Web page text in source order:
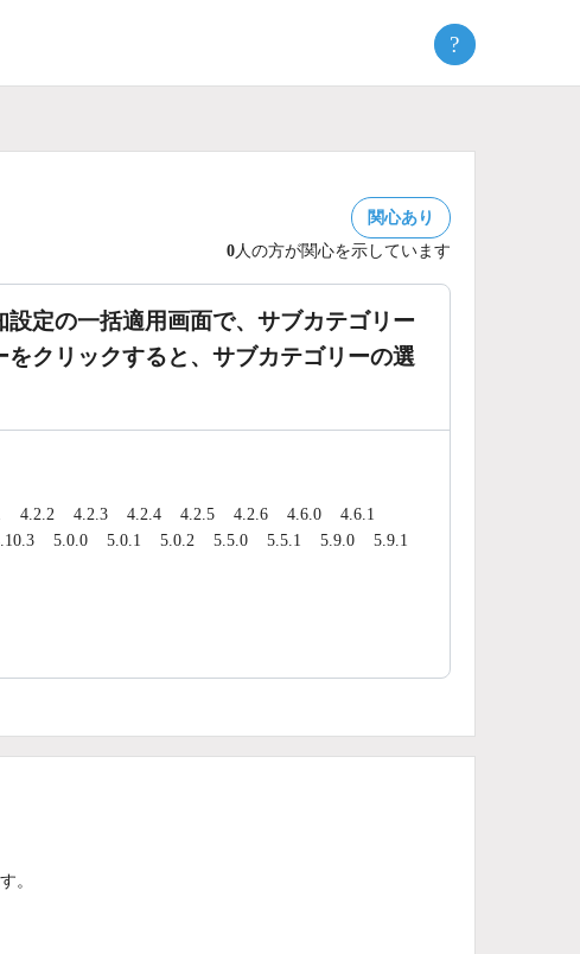
?
関心あり
0人の方が関心を示しています
定の一括適用画面で、サブカテゴリー
クリックすると、サブカテゴリーの選
4.2.2 4.2.3 4.2.4 4.2.5 4.2.6 4.6.0
4.6.1
5.0.0 5.0.1 5.0.2 5.5.0 5.5.1 5.9.0
5.9.1
。